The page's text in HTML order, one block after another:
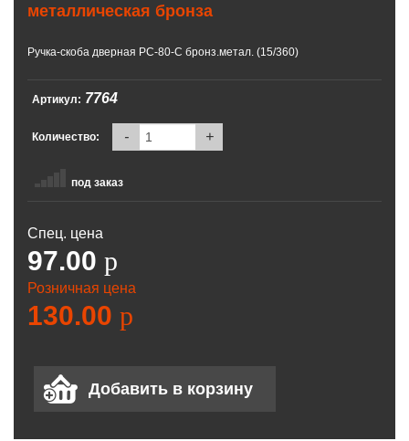
металлическая бронза
Ручка-скоба дверная РС-80-С бронз.метал. (15/360)
Артикул: 7764
Количество: - +
под заказ
Спец. цена
97.00 p
Розничная цена
130.00 p